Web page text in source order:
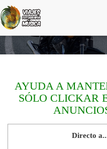
AYUDA A
SÓLO CLICKAR
Directo